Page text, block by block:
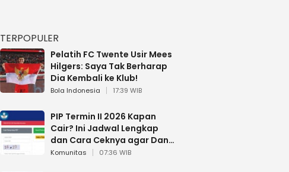
TERPOPULER
Pelatih FC Twente Usir Mees
Hilgers: Saya Tak Berharap
Dia Kembali ke Klub!
Bola Indonesia 17:39 WIB
PIP Termin II 2026 Kapan
Cair? Ini Jadwal Lengkap
dan Cara Ceknya agar Dana
Tidak Hangus!
Komunitas 07:36 WIB